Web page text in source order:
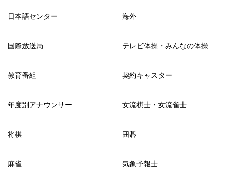
日本語センター 海外
国際放送局 テレビ体操・みんなの体操
教育番組 契約キャスター
年度別アナウンサー 女流棋士・女流雀士
将棋 囲碁
麻雀 気象予報士